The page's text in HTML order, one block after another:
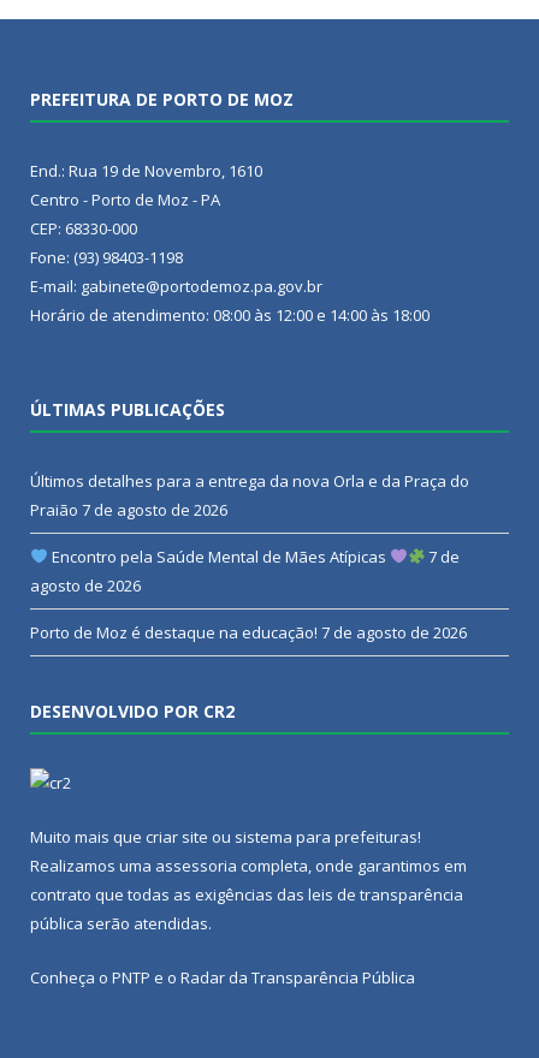
PREFEITURA DE PORTO DE MOZ
End.: Rua 19 de Novembro, 1610
Centro - Porto de Moz - PA
CEP: 68330-000
Fone: (93) 98403-1198
E-mail: gabinete@portodemoz.pa.gov.br
Horário de atendimento: 08:00 às 12:00 e 14:00 às 18:00
ÚLTIMAS PUBLICAÇÕES
Últimos detalhes para a entrega da nova Orla e da Praça do
Praião 7 de agosto de 2026
Encontro pela Saúde Mental de Mães Atípicas
7 de
agosto de 2026
Porto de Moz é destaque na educação! 7 de agosto de 2026
DESENVOLVIDO POR CR2
Muito mais que criar site ou sistema para prefeituras!
Realizamos uma assessoria completa, onde garantimos em
contrato que todas as exigências das leis de transparência
pública serão atendidas.
Conheça o PNTP e o Radar da Transparência Pública